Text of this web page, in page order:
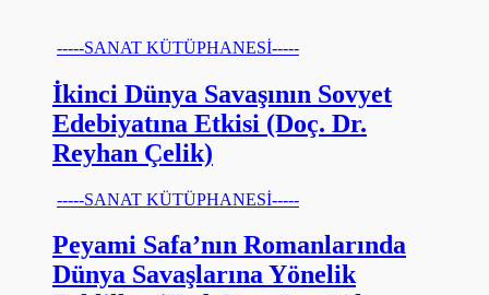
-----SANAT KÜTÜPHANESİ-----
İkinci Dünya Savaşının Sovyet
Edebiyatına Etkisi (Doç. Dr.
Reyhan Çelik)
-----SANAT KÜTÜPHANESİ-----
Peyami Safa’nın Romanlarında
Dünya Savaşlarına Yönelik